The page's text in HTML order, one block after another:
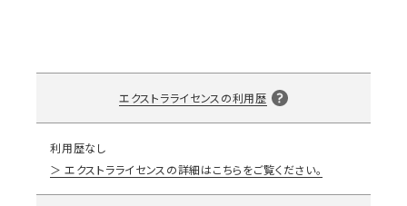
エクストラライセンスの利用歴
利用歴なし
エクストラライセンスの詳細はこちらをご覧ください。